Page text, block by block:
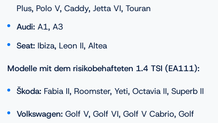
Plus, Polo V, Caddy, Jetta VI, Touran
Audi: A1, A3
Seat: Ibiza, Leon II, Altea
Modelle mit dem risikobehafteten 1.4 TSI (EA111):
Škoda: Fabia II, Roomster, Yeti, Octavia II, Superb II
Volkswagen: Golf V, Golf VI, Golf V Cabrio, Golf